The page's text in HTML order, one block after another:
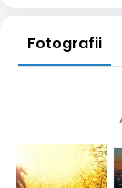
Fotografii